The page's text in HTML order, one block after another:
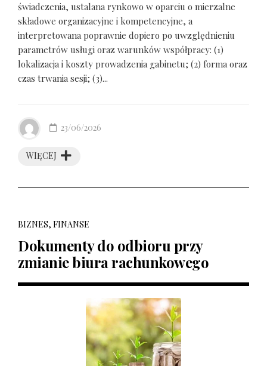
świadczenia, ustalana rynkowo w oparciu o mierzalne
składowe organizacyjne i kompetencyjne, a
interpretowana poprawnie dopiero po uwzględnieniu
parametrów usługi oraz warunków współpracy: (1)
lokalizacja i koszty prowadzenia gabinetu; (2) forma oraz
czas trwania sesji; (3)...
WIĘCEJ
23/06/2026
BIZNES, FINANSE
Dokumenty do odbioru przy
zmianie biura rachunkowego